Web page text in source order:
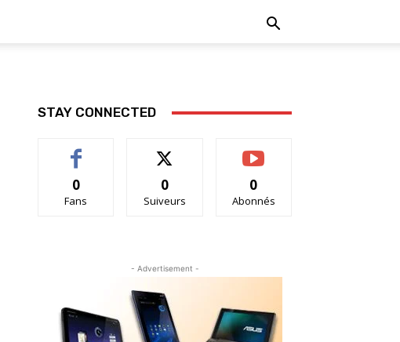
STAY CONNECTED
0
Fans
0
Suiveurs
0
Abonnés
- Advertisement -